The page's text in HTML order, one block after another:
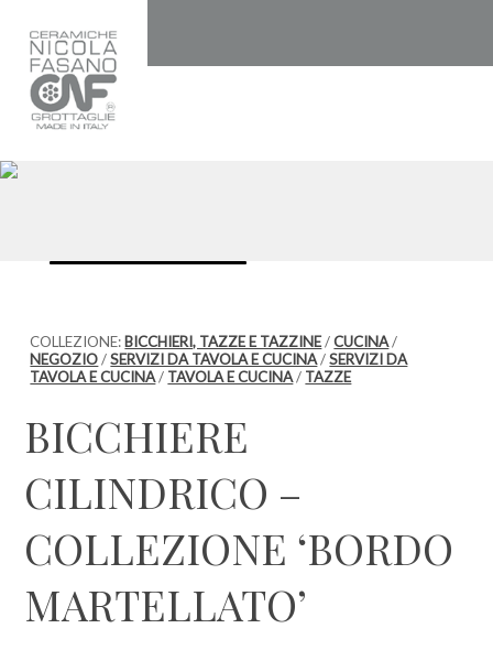
COLLEZIONE: BICCHIERI, TAZZE E TAZZINE/CUCINA/
NEGOZIO/SERVIZI DA TAVOLA E CUCINA/SERVIZI DA
TAVOLA E CUCINA/ TAVOLA E CUCINA/ TAZZE
BICCHIERE
CILINDRICO –
COLLEZIONE ‘BORDO
MARTELLATO’